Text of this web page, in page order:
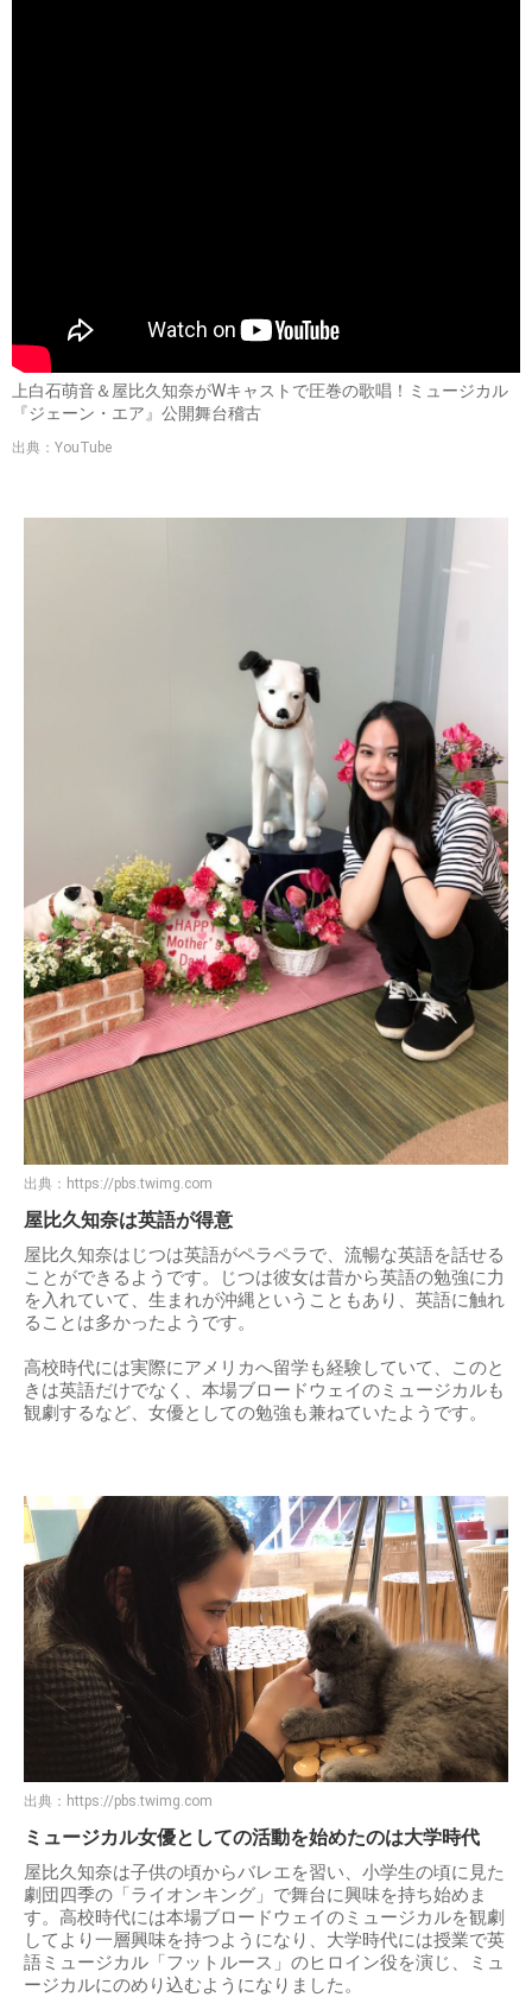
上白石萌音＆屋比久知奈がWキャストで圧巻の歌唱！ミュージカル
『ジェーン・エア』公開舞台稽古
出典：YouTube
出典： https://pbs.twimg.com
屋比久知奈は英語が得意
屋比久知奈はじつは英語がペラペラで、流暢な英語を話せる
ことができるようです。じつは彼女は昔から英語の勉強に力
を入れていて、生まれが沖縄ということもあり、英語に触れ
ることは多かったようです。
高校時代には実際にアメリカへ留学も経験していて、このと
きは英語だけでなく、本場ブロードウェイのミュージカルも
観劇するなど、女優としての勉強も兼ねていたようです。
出典： https://pbs.twimg.com
ミュージカル女優としての活動を始めたのは大学時代
屋比久知奈は子供の頃からバレエを習い、小学生の頃に見た
劇団四季の「ライオンキング」で舞台に興味を持ち始めま
す。高校時代には本場ブロードウェイのミュージカルを観劇
してより一層興味を持つようになり、大学時代には授業で英
語ミュージカル「フットルース」のヒロイン役を演じ、ミュ
ージカルにのめり込むようになりました。